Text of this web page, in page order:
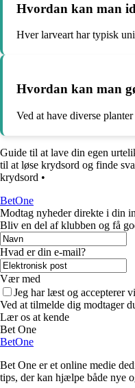
Hvordan kan man
Hver larveart har typisk
Hvordan kan man
Ved at have diverse
Guide til at lave din egen
til at løse krydsord og finde
krydsord •
BetOne
Modtag nyheder direkte i din
Bliv en del af klubben og få
Hvad er din e-mail?
Vær med
Jeg har læst og accepterer
Ved at tilmelde dig modtager
Lær os at kende
Bet One
BetOne
Bet One er et online medie
tips, der kan hjælpe både nye